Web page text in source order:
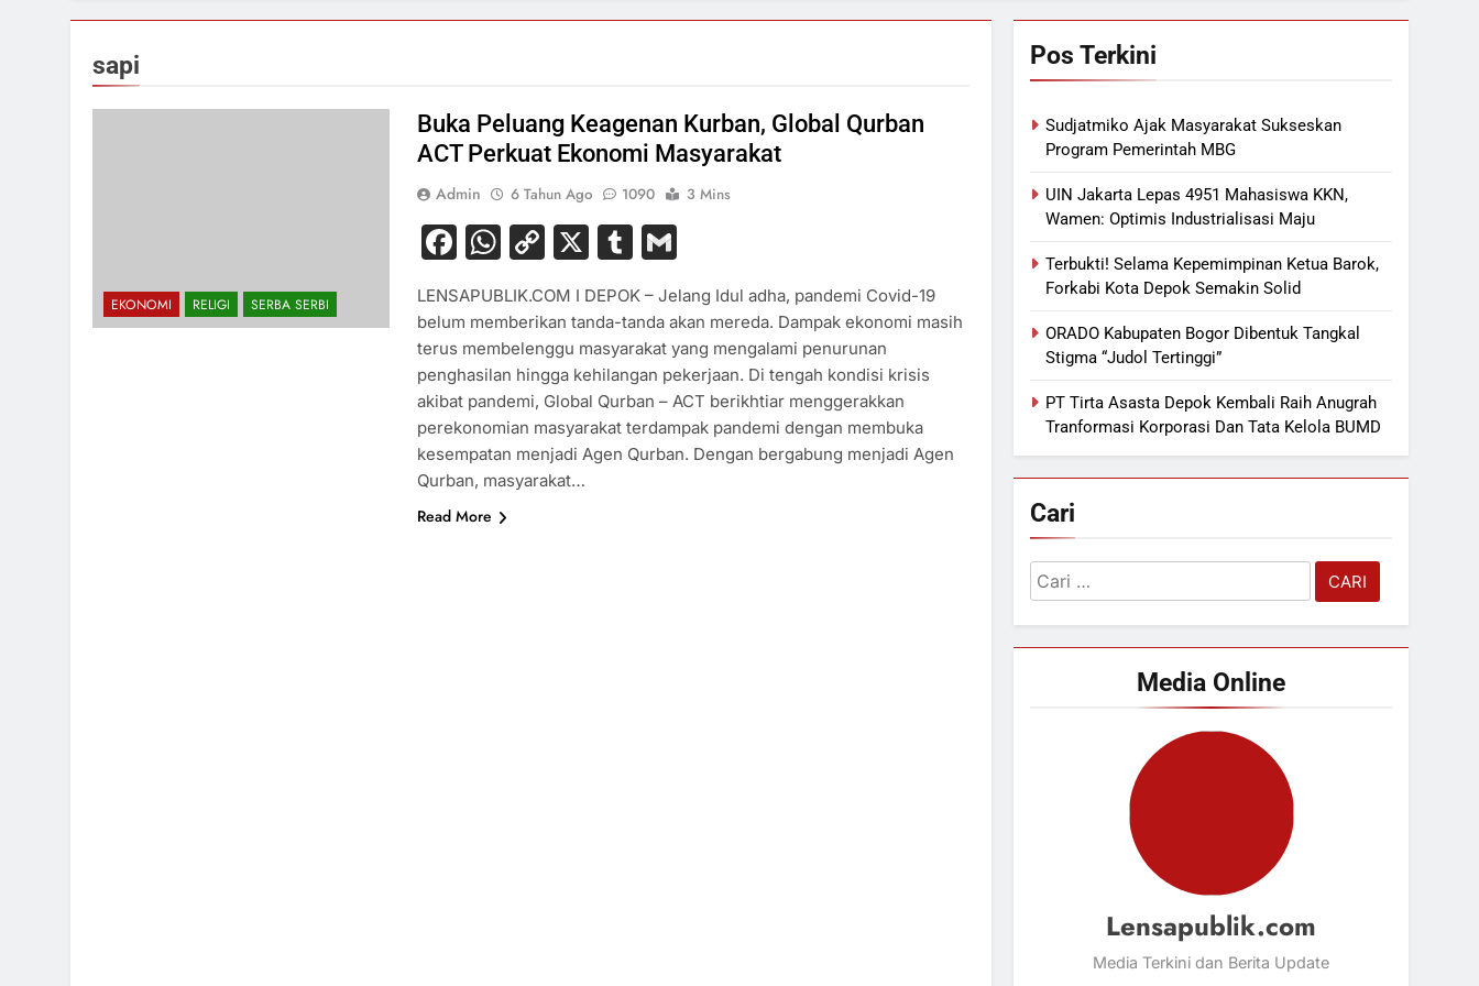
sapi
EKONOMI RELIGI SERBA SERBI
Buka Peluang Keagenan Kurban, Global Qurban
ACT Perkuat Ekonomi Masyarakat
Admin 6 Tahun Ago 1090 3 Mins
Facebook
WhatsApp
Copy
X Tumblr
LENSAPUBLIK.COM I DEPOK – Jelang Idul adha, pandemi Covid-19
belum memberikan tanda-tanda akan mereda. Dampak ekonomi masih
terus membelenggu masyarakat yang mengalami penurunan
penghasilan hingga kehilangan pekerjaan. Di tengah kondisi krisis
akibat pandemi, Global Qurban – ACT berikhtiar menggerakkan
perekonomian masyarakat terdampak pandemi dengan membuka
kesempatan menjadi Agen Qurban. Dengan bergabung menjadi Agen
Qurban, masyarakat…
Read More
Pos Terkini
Sudjatmiko Ajak Masyarakat Sukseskan
Program Pemerintah MBG
UIN Jakarta Lepas 4951 Mahasiswa KKN,
Wamen: Optimis Industrialisasi Maju
Terbukti! Selama Kepemimpinan Ketua Barok,
Forkabi Kota Depok Semakin Solid
ORADO Kabupaten Bogor Dibentuk Tangkal
Stigma “Judol Tertinggi”
PT Tirta Asasta Depok Kembali Raih Anugrah
Tranformasi Korporasi Dan Tata Kelola BUMD
Cari
Cari
untuk:
Media Online
Lensapublik.com
Media Terkini dan Berita Update